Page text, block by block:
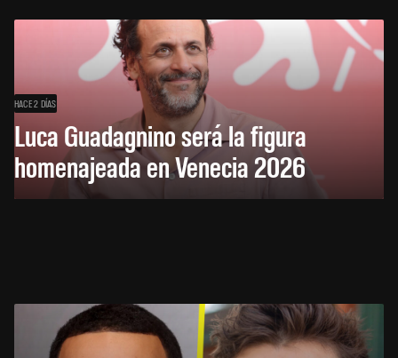
HACE 2 DÍAS
Luca Guadagnino será la figura
homenajeada en Venecia 2026